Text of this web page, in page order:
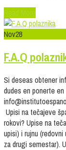
Read More
Nov28
F.A.Q
Si deseas obtener
dudes en ponerte
Upisi na tečajeve
rokovi? Upise na
upisi) i rujnu
za drugi semestar).